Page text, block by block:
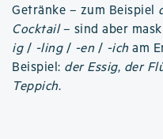
Getränke – zum Beispiel
Cocktail– sind aber
ig/ -ling/ -en / -ich am
Beispiel: der Essig, der
Teppich.